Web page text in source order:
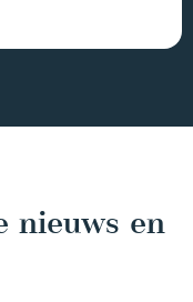
nieuws en